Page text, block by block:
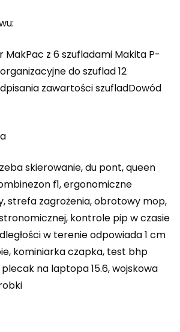
MakPac z 6 szufladami Makita P-
do szuflad 12
zawartości szufladDowód
skierowanie, du pont, queen
f1, ergonomiczne
strefa zagrożenia, obrotowy mop,
kontrole pip w czasie
w terenie odpowiada 1 cm
kominiarka czapka, test bhp
na laptopa 15.6, wojskowa